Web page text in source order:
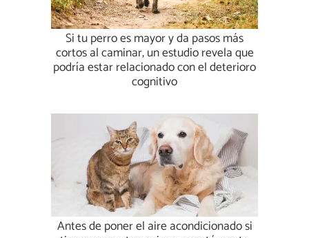
Si tu perro es mayor y da pasos más
cortos al caminar, un estudio revela que
podría estar relacionado con el deterioro
cognitivo
Antes de poner el aire acondicionado si